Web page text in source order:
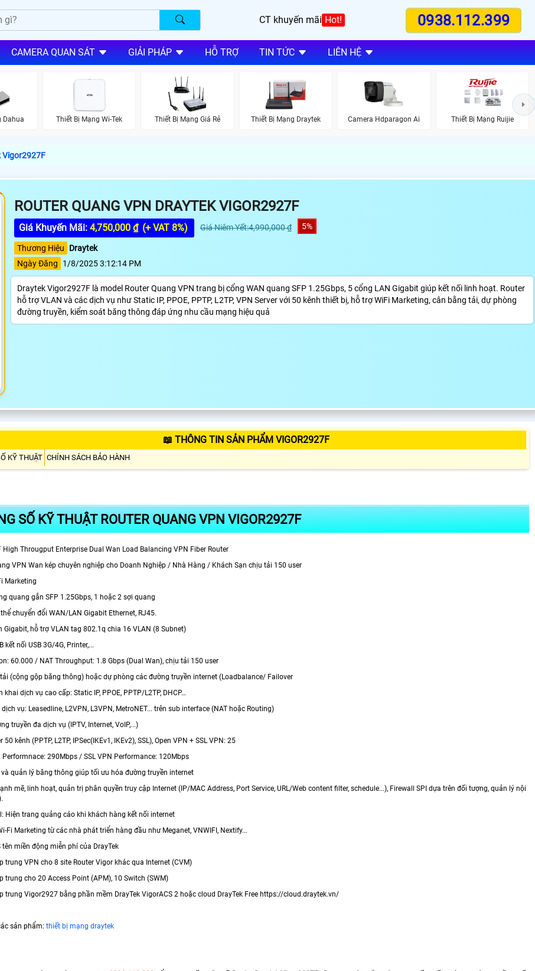
CT khuyến mãi Hot! 0938.112.399
CAMERA QUAN SÁT GIẢI PHÁP HỖ TRỢ TIN TỨC LIÊN HỆ
Dahua Thiết Bị Mạng Wi-Tek Thiết Bị Mạng Giá Rẻ Thiết Bị Mạng Draytek Camera Hdparagon Ai Thiết Bị Mạng Ruijie
Vigor2927F
ROUTER QUANG VPN DRAYTEK VIGOR2927F
Giá Khuyến Mãi: 4,750,000 ₫ (+ VAT 8%) Giá Niêm Yết:4,990,000 ₫ 5%
Thương Hiệu
Draytek
Ngày Đăng
1/8/2025 3:12:14 PM
Draytek Vigor2927F là model Router Quang VPN trang bị cổng WAN quang SFP 1.25Gbps, 5 cổng LAN Gigabit giúp kết nối linh hoạt. Router
hỗ trợ VLAN và các dịch vụ như Static IP, PPOE, PPTP, L2TP, VPN Server với 50 kênh thiết bị, hỗ trợ WiFi Marketing, cân bằng tải, dự phòng
đường truyền, kiểm soát băng thông đáp ứng nhu cầu mạng hiệu quả
📖 THÔNG TIN SẢN PHẨM VIGOR2927F
KỸ THUẬT CHÍNH SÁCH BẢO HÀNH
SỐ KỸ THUẬT ROUTER QUANG VPN VIGOR2927F
High Througput Enterprise Dual Wan Load Balancing VPN Fiber Router
VPN Wan kép chuyên nghiệp cho Doanh Nghiệp / Nhà Hàng / Khách Sạn chịu tải 150 user
Marketing
quang gắn SFP 1.25Gbps, 1 hoặc 2 sợi quang
chuyển đổi WAN/LAN Gigabit Ethernet, RJ45.
Gigabit, hỗ trợ VLAN tag 802.1q chia 16 VLAN (8 Subnet)
kết nối USB 3G/4G, Printer,...
60.000 / NAT Throughput: 1.8 Gbps (Dual Wan), chịu tải 150 user
(cộng gộp băng thông) hoặc dự phòng các đường truyền internet (Loadbalance/ Failover
khai dịch vụ cao cấp: Static IP, PPOE, PPTP/L2TP, DHCP…
vụ: Leasedline, L2VPN, L3VPN, MetroNET... trên sub interface (NAT hoặc Routing)
truyền đa dịch vụ (IPTV, Internet, VoIP,...)
50 kênh (PPTP, L2TP, IPSec(IKEv1, IKEv2), SSL), Open VPN + SSL VPN: 25
Performnace: 290Mbps / SSL VPN Performance: 120Mbps
và quản lý băng thông giúp tối ưu hóa đường truyền internet
mẽ, linh hoạt, quản trị phân quyền truy cập Internet (IP/MAC Address, Port Service, URL/Web content filter, schedule...), Firewall SPI dựa trên đối tượng, quản lý nội
Hiện trang quảng cáo khi khách hàng kết nối internet
Fi Marketing từ các nhà phát triển hàng đầu như Meganet, VNWIFI, Nextify...
tên miền động miễn phí của DrayTek
trung VPN cho 8 site Router Vigor khác qua Internet (CVM)
trung cho 20 Access Point (APM), 10 Switch (SWM)
trung Vigor2927 bằng phần mềm DrayTek VigorACS 2 hoặc cloud DrayTek Free https://cloud.draytek.vn/
sản phẩm: thiết bị mạng draytek